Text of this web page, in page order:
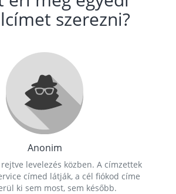
szerezni?
Anonim
levelezés közben. A címzettek
címed látják, a cél fiókod címe
ki sem most, sem később.